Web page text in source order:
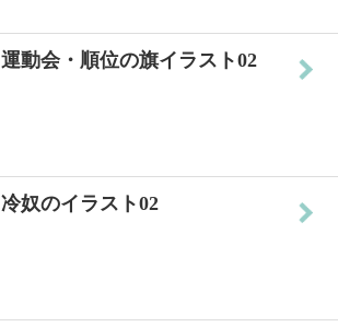
運動会・順位の旗イラスト02
冷奴のイラスト02